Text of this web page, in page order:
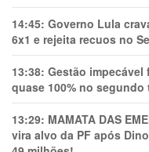
14:45: Governo Lula
6x1 e rejeita recuos no
13:38: Gestão impecável
quase 100% no segundo
13:29: MAMATA DAS
vira alvo da PF após